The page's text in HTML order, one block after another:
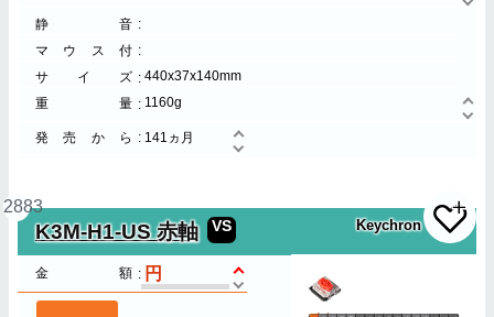
静音
マウス付
サイズ
440x37x140mm
重量
1160g
発売から 141ヵ月
2883
K3M-H1-US 赤軸 VS Keychron
金額